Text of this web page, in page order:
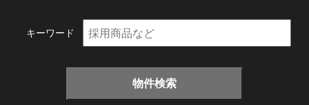
キーワード
物件検索